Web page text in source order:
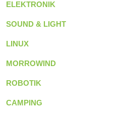
ELEKTRONIK
SOUND & LIGHT
LINUX
MORROWIND
ROBOTIK
CAMPING